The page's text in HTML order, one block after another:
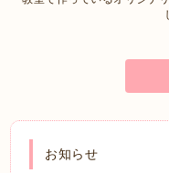
お知らせ